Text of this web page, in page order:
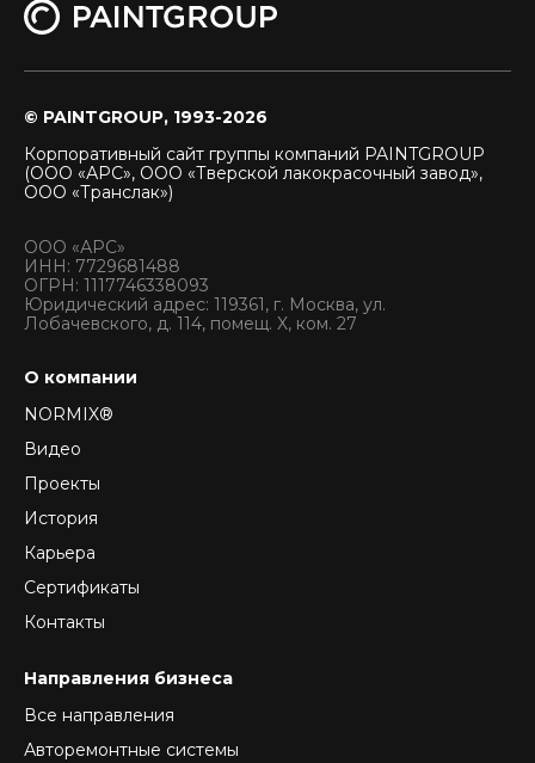
© PAINTGROUP, 1993-2026
Корпоративный сайт группы компаний PAINTGROUP
(ООО «АРС», ООО «Тверской лакокрасочный завод»,
ООО «Транслак»)
ООО «АРС»
ИНН: 7729681488
ОГРН: 1117746338093
Юридический адрес: 119361, г. Москва, ул.
Лобачевского, д. 114, помещ. X, ком. 27
О компании
NORMIX®
Видео
Проекты
История
Карьера
Сертификаты
Контакты
Направления бизнеса
Все направления
Авторемонтные системы